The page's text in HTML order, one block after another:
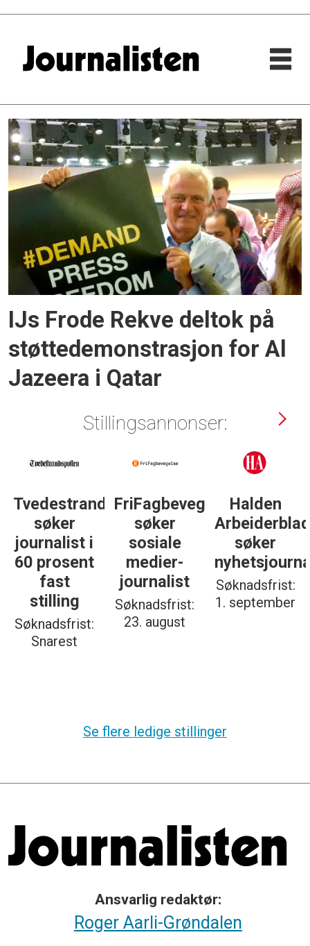
Tag:
nils
a
butenschøn
IJs Frode Rekve deltok på
støttedemonstrasjon for Al
Jazeera i Qatar
Stillingsannonser:
Tvedestrandsposten
søker
journalist i
60 prosent
fast
stilling
Søknadsfrist:
Snarest
FriFagbevegelse
søker
sosiale
medier-
journalist
Søknadsfrist:
23. august
Halden
Arbeiderblad
søker
Søknadsfrist:
1. september
Se flere ledige stillinger
Ansvarlig redaktør:
Roger Aarli-Grøndalen